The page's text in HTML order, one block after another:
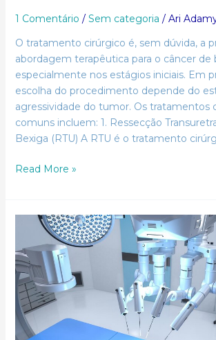
1 Comentário / Sem categoria / Ari
O tratamento cirúrgico é, sem dúvida, a
abordagem terapêutica para o câncer de
especialmente nos estágios iniciais. Em
escolha do procedimento depende do
agressividade do tumor. Os tratamentos
comuns incluem: 1. Ressecção
Bexiga (RTU) A RTU é o tratamento
Read More »
Do
Diagnóstico
Tratamento:
A
Jornada
Completa
em
Urologia
com
Cirurgia
Robótica